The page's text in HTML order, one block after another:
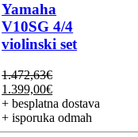
Yamaha
V10SG 4/4
violinski set
1.472,63€
Izvorna
cijena
bila
je:
1.399,00€Trenutna
cijena
je:
1.399,00€.
+ besplatna dostava
+ isporuka odmah